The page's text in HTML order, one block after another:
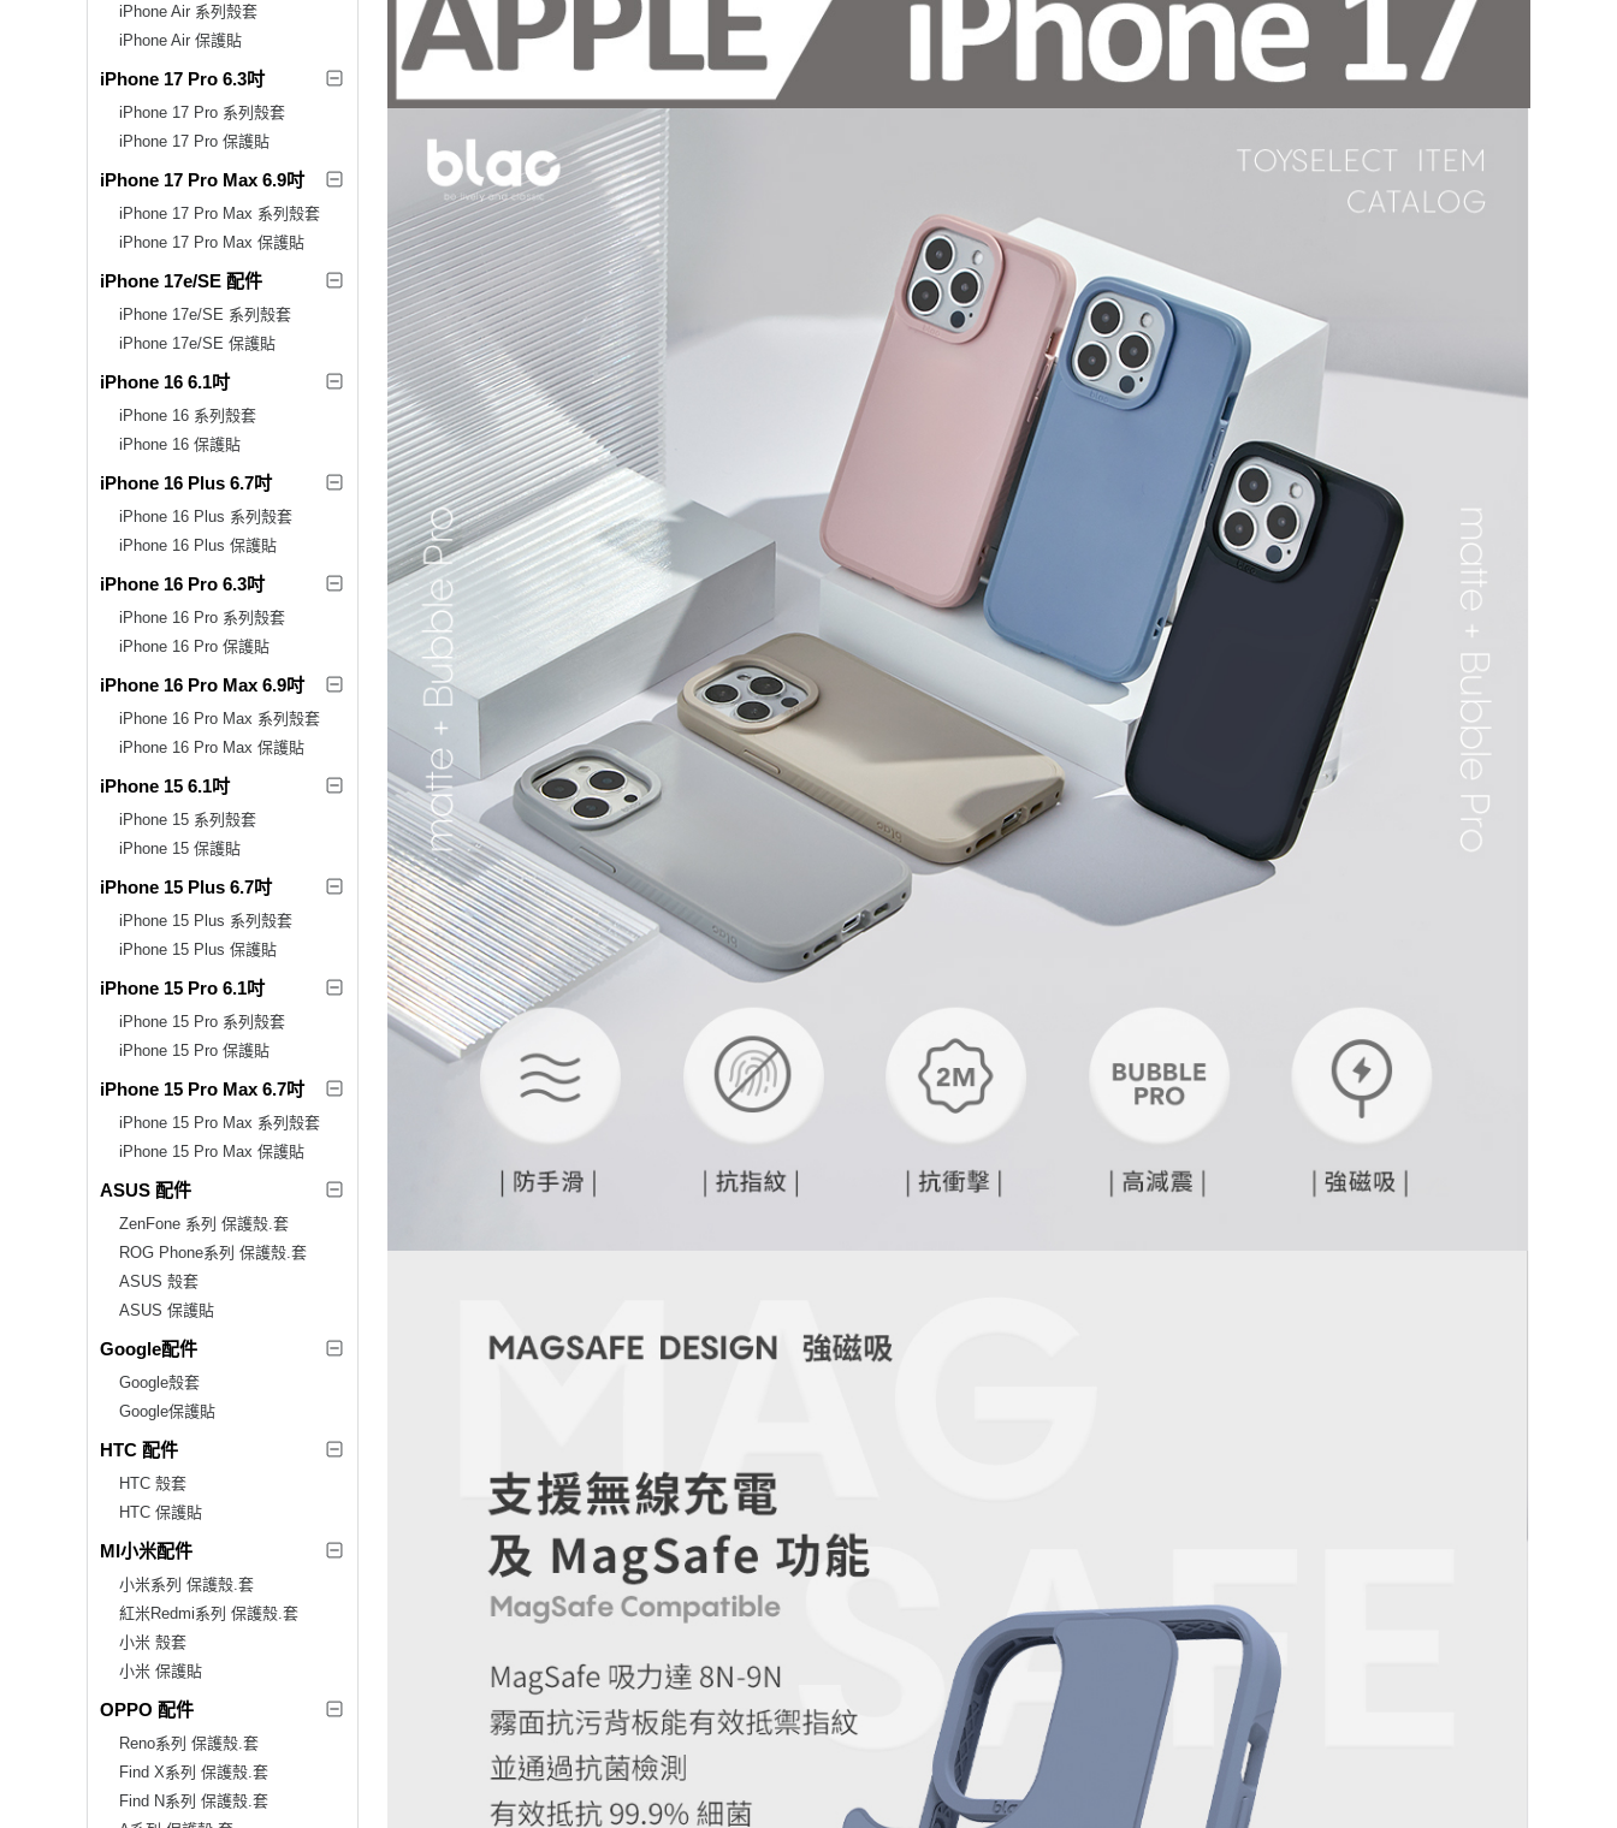
iPhone Air 系列殼套
iPhone Air 保護貼
iPhone 17 Pro 6.3吋
iPhone 17 Pro 系列殼套
iPhone 17 Pro 保護貼
iPhone 17 Pro Max 6.9吋
iPhone 17 Pro Max 系列殼套
iPhone 17 Pro Max 保護貼
iPhone 17e/SE 配件
iPhone 17e/SE 系列殼套
iPhone 17e/SE 保護貼
iPhone 16 6.1吋
iPhone 16 系列殼套
iPhone 16 保護貼
iPhone 16 Plus 6.7吋
iPhone 16 Plus 系列殼套
iPhone 16 Plus 保護貼
iPhone 16 Pro 6.3吋
iPhone 16 Pro 系列殼套
iPhone 16 Pro 保護貼
iPhone 16 Pro Max 6.9吋
iPhone 16 Pro Max 系列殼套
iPhone 16 Pro Max 保護貼
iPhone 15 6.1吋
iPhone 15 系列殼套
iPhone 15 保護貼
iPhone 15 Plus 6.7吋
iPhone 15 Plus 系列殼套
iPhone 15 Plus 保護貼
iPhone 15 Pro 6.1吋
iPhone 15 Pro 系列殼套
iPhone 15 Pro 保護貼
iPhone 15 Pro Max 6.7吋
iPhone 15 Pro Max 系列殼套
iPhone 15 Pro Max 保護貼
ASUS 配件
ZenFone 系列 保護殼.套
ROG Phone系列 保護殼.套
ASUS 殼套
ASUS 保護貼
Google配件
Google殼套
Google保護貼
HTC 配件
HTC 殼套
HTC 保護貼
MI小米配件
小米系列 保護殼.套
紅米Redmi系列 保護殼.套
小米 殼套
小米 保護貼
OPPO 配件
Reno系列 保護殼.套
Find X系列 保護殼.套
Find N系列 保護殼.套